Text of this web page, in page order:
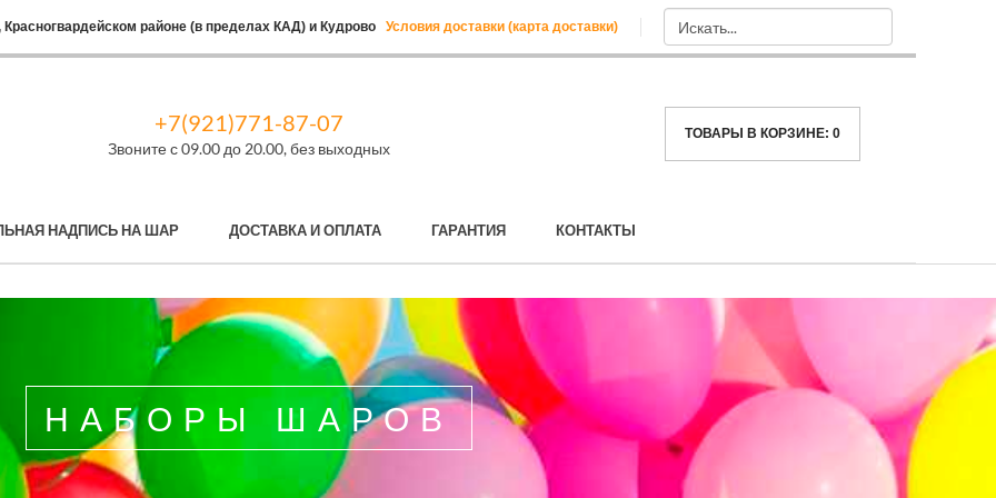
районе (в пределах КАД) и Кудрово Условия доставки (карта доставки)
+7(921)771-87-07
Звоните с 09.00 до 20.00, без выходных
ТОВАРЫ В КОРЗИНЕ: 0
НАДПИСЬ НА ШАР ДОСТАВКА И ОПЛАТА ГАРАНТИЯ КОНТАКТЫ
НАБОРЫ ШАРОВ